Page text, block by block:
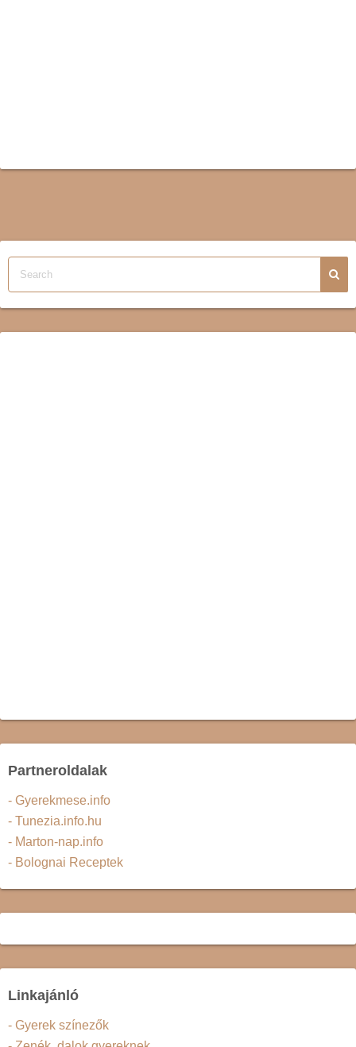
Partneroldalak
- Gyerekmese.info
- Tunezia.info.hu
- Marton-nap.info
- Bolognai Receptek
Linkajánló
- Gyerek színezők